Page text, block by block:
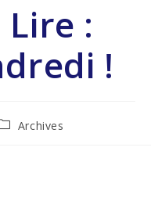
Lire :
!
Archives